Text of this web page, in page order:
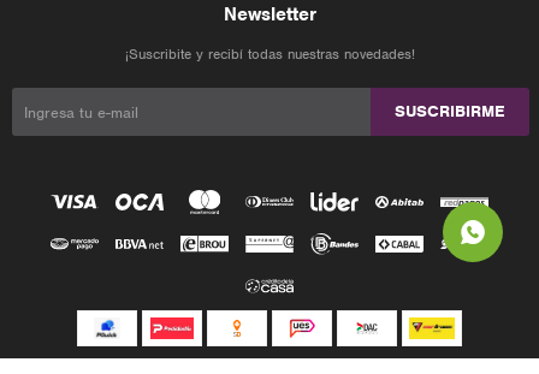
Newsletter
¡Suscribite y recibí todas nuestras novedades!
SUSCRIBIRME